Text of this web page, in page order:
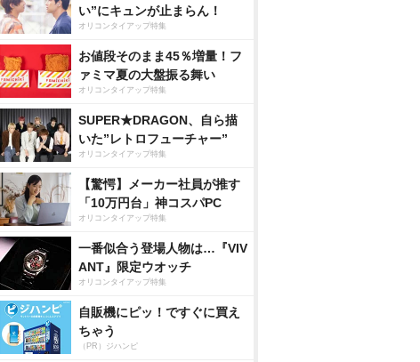
い”にキュンが止まらん！
オリコンタイアップ特集
お値段そのまま45％増量！フ
ァミマ夏の大盤振る舞い
オリコンタイアップ特集
SUPER★DRAGON、自ら描
いた”レトロフューチャー”
オリコンタイアップ特集
【驚愕】メーカー社員が推す
「10万円台」神コスパPC
オリコンタイアップ特集
一番似合う登場人物は…『VIV
ANT』限定ウオッチ
オリコンタイアップ特集
自販機にピッ！ですぐに買え
ちゃう
（PR）ジハンピ